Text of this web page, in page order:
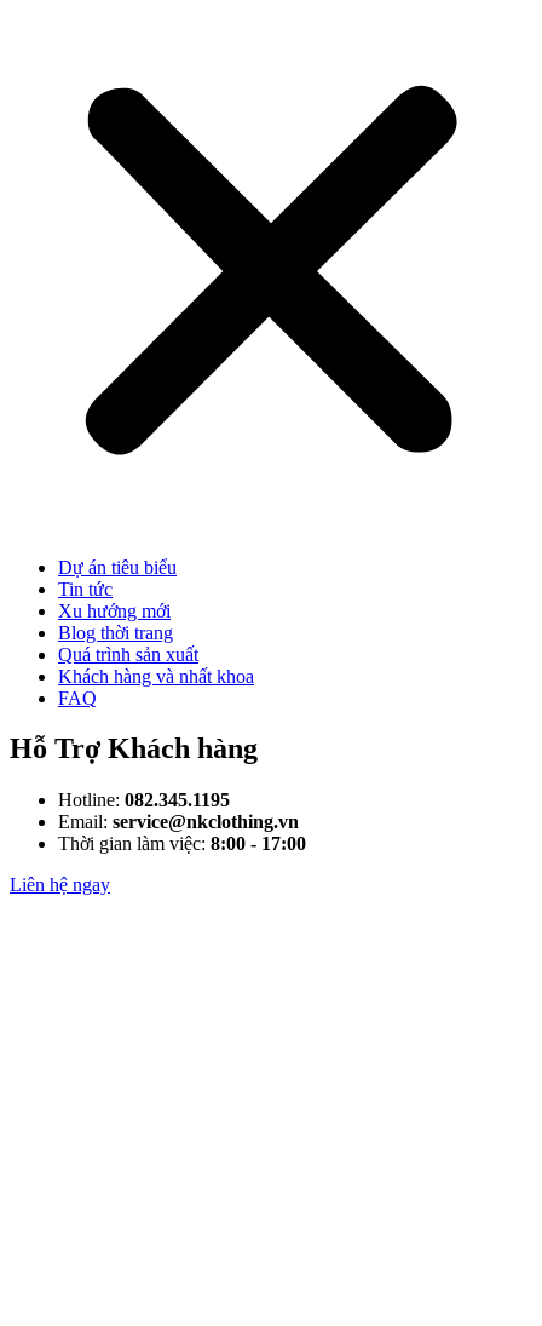
Dự án tiêu biểu
Tin tức
Xu hướng mới
Blog thời trang
Quá trình sản xuất
Khách hàng và nhất khoa
FAQ
Hỗ Trợ Khách hàng
Hotline: 082.345.1195
Email: service@nkclothing.vn
Thời gian làm việc: 8:00 - 17:00
Liên hệ ngay